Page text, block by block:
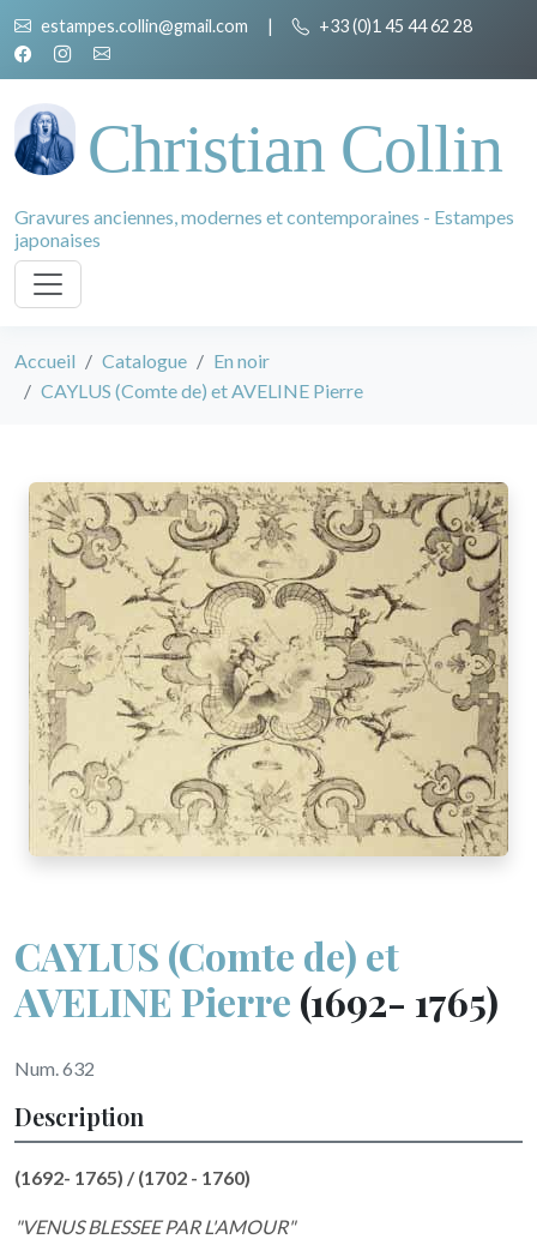
estampes.collin@gmail.com | +33 (0)1 45 44 62 28
Christian Collin
Gravures anciennes, modernes et contemporaines - Estampes
japonaises
Accueil Catalogue
En noir
CAYLUS (Comte de) et AVELINE Pierre
CAYLUS (Comte de) et
AVELINE Pierre (1692- 1765)
Num. 632
Description
(1692- 1765) / (1702 - 1760)
"VENUS BLESSEE PAR L'AMOUR"